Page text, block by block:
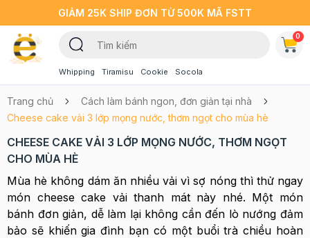
GIẢM 25K SHIP ĐƠN TỪ 500K MÃ FSTT
Whipping Tiramisu Cookie Socola
0
Trang chủ
Cách làm bánh ngon, đơn giản tại nhà
Cheese cake vải 3 lớp mọng nước, thơm ngọt cho mùa hè
CHEESE CAKE VẢI 3 LỚP MỌNG NƯỚC, THƠM NGỌT
CHO MÙA HÈ
Mùa hè không dám ăn nhiều vải vì sợ nóng thì thử ngay
món cheese cake vải thanh mát này nhé. Một món
bánh đơn giản, dễ làm lại không cần đến lò nướng đảm
bảo sẽ khiến gia đình bạn có một buổi trà chiều hoàn